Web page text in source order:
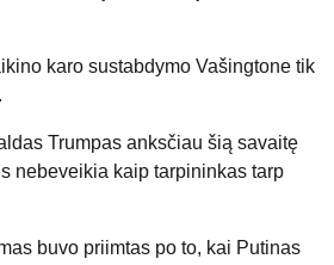
karo sustabdymo Vašingtone tik
Trumpas anksčiau šią savaitę
nebeveikia kaip tarpininkas tarp
buvo priimtas po to, kai Putinas